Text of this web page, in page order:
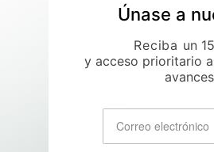
Únase a
Reciba un
y acceso prioritario